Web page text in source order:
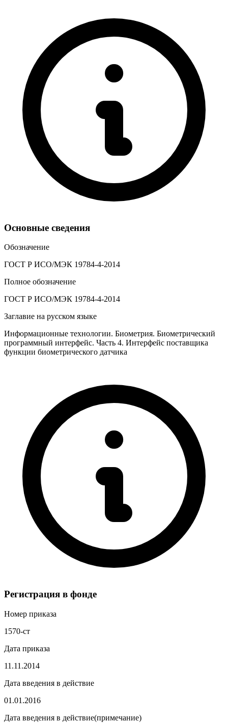
Основные сведения
Обозначение
ГОСТ Р ИСО/МЭК 19784-4-2014
Полное обозначение
ГОСТ Р ИСО/МЭК 19784-4-2014
Заглавие на русском языке
Информационные технологии. Биометрия. Биометрический
программный интерфейс. Часть 4. Интерфейс поставщика
функции биометрического датчика
Регистрация в фонде
Номер приказа
1570-ст
Дата приказа
11.11.2014
Дата введения в действие
01.01.2016
Дата введения в действие(примечание)